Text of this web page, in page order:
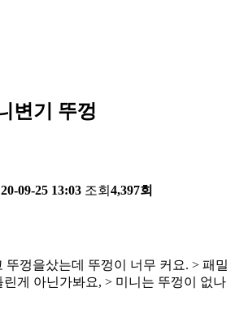
변기 뚜껑
20-09-25 13:03 조회 4,397회
뚜껑을샀는데 뚜껑이 너무 커요. > 패밀
게 아닌가봐요, > 미니는 뚜껑이 없나